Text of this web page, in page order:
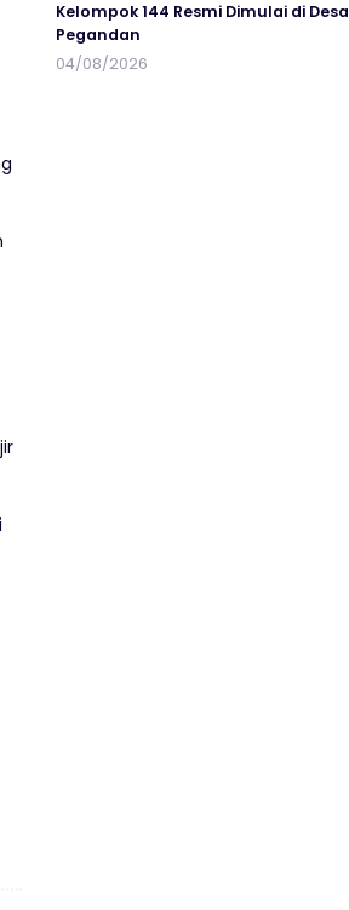
Kelompok 144 Resmi Dimulai di Desa
Pegandan
04/08/2026